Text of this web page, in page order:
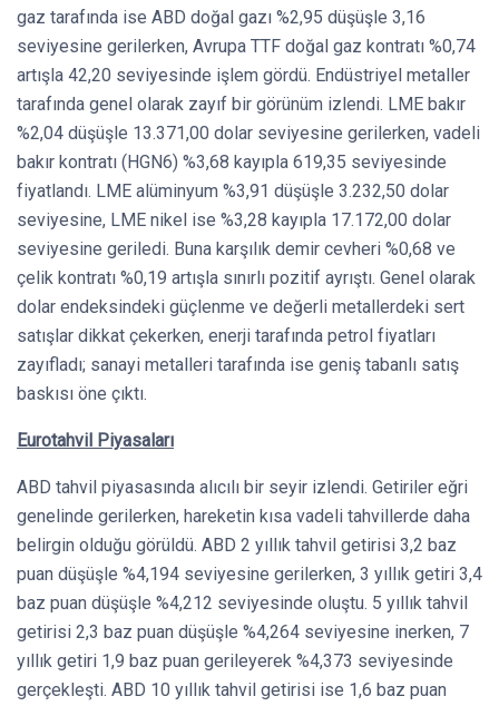
gaz tarafında ise ABD doğal gazı %2,95 düşüşle 3,16
seviyesine gerilerken, Avrupa TTF doğal gaz kontratı %0,74
artışla 42,20 seviyesinde işlem gördü. Endüstriyel metaller
tarafında genel olarak zayıf bir görünüm izlendi. LME bakır
%2,04 düşüşle 13.371,00 dolar seviyesine gerilerken, vadeli
bakır kontratı (HGN6) %3,68 kayıpla 619,35 seviyesinde
fiyatlandı. LME alüminyum %3,91 düşüşle 3.232,50 dolar
seviyesine, LME nikel ise %3,28 kayıpla 17.172,00 dolar
seviyesine geriledi. Buna karşılık demir cevheri %0,68 ve
çelik kontratı %0,19 artışla sınırlı pozitif ayrıştı. Genel olarak
dolar endeksindeki güçlenme ve değerli metallerdeki sert
satışlar dikkat çekerken, enerji tarafında petrol fiyatları
zayıfladı; sanayi metalleri tarafında ise geniş tabanlı satış
baskısı öne çıktı.
Eurotahvil Piyasaları
ABD tahvil piyasasında alıcılı bir seyir izlendi. Getiriler eğri
genelinde gerilerken, hareketin kısa vadeli tahvillerde daha
belirgin olduğu görüldü. ABD 2 yıllık tahvil getirisi 3,2 baz
puan düşüşle %4,194 seviyesine gerilerken, 3 yıllık getiri 3,4
baz puan düşüşle %4,212 seviyesinde oluştu. 5 yıllık tahvil
getirisi 2,3 baz puan düşüşle %4,264 seviyesine inerken, 7
yıllık getiri 1,9 baz puan gerileyerek %4,373 seviyesinde
gerçekleşti. ABD 10 yıllık tahvil getirisi ise 1,6 baz puan